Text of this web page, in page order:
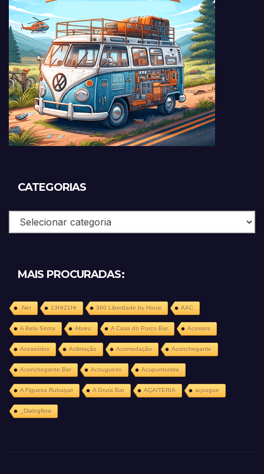
CATEGORIAS
Categorias
MAIS PROCURADAS:
.Net 13Hr21Hr 360 Liberdade by Housi AAC
A Bela Sintra Abreu A Casa do Porco Bar Acessos
Acessórios Aclimação Acomodação Aconchegante
Aconchegante Bar Acougueiro Acupunturista
A Figueira Rubaiyat A Gruta Bar AÇAITERIA açougue
_Dialogflow